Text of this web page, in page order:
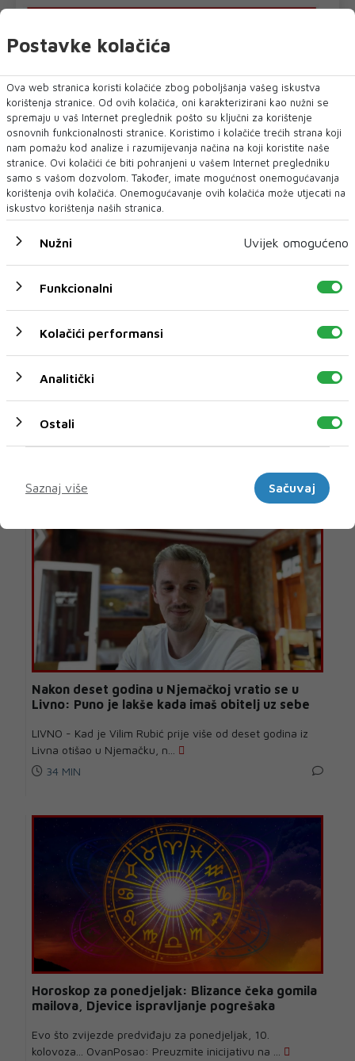
U novom broju pročitajte
Nakon deset godina u Njemačkoj vratio se u
Livno: Puno je lakše kada imaš obitelj uz sebe
LIVNO - Kad je Vilim Rubić prije više od deset godina iz
Livna otišao u Njemačku, n...
34 MIN
Horoskop za ponedjeljak: Blizance čeka gomila
mailova, Djevice ispravljanje pogrešaka
Evo što zvijezde predviđaju za ponedjeljak, 10.
kolovoza... OvanPosao: Preuzmite inicijativu na ...
Postavke kolačića
Ova web stranica koristi kolačiće zbog poboljšanja vašeg iskustva
korištenja stranice. Od ovih kolačića, oni karakterizirani kao nužni se
spremaju u vaš Internet preglednik pošto su ključni za korištenje
osnovnih funkcionalnosti stranice. Koristimo i kolačiće trećih strana koji
nam pomažu kod analize i razumijevanja načina na koji koristite naše
stranice. Ovi kolačići će biti pohranjeni u vašem Internet pregledniku
samo s vašom dozvolom. Također, imate mogućnost onemogućavanja
korištenja ovih kolačića. Onemogućavanje ovih kolačića može utjecati na
iskustvo korištenja naših stranica.
Nužni Uvijek omogućeno
Funkcionalni
Kolačići performansi
Analitički
Ostali
Saznaj više
Sačuvaj